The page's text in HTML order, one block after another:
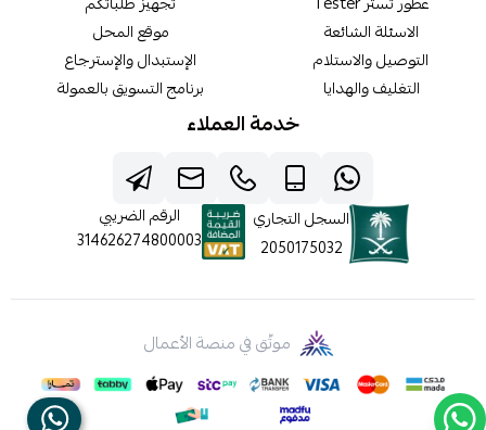
الاسئلة الشائعة
التوصيل والاستلام
التغليف والهدايا
موقع المحل
الإستبدال والإسترجاع
برنامج التسويق بالعمولة
خدمة العملاء
السجل التجاري
2050175032
الرقم الضريبي
314626274800003
موثّق في منصة الأعمال